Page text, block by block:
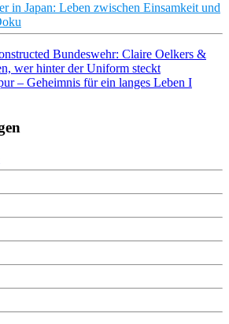
in Japan: Leben zwischen Einsamkeit und
Bundeswehr: Claire Oelkers &
wer hinter der Uniform steckt
– Geheimnis für ein langes Leben I